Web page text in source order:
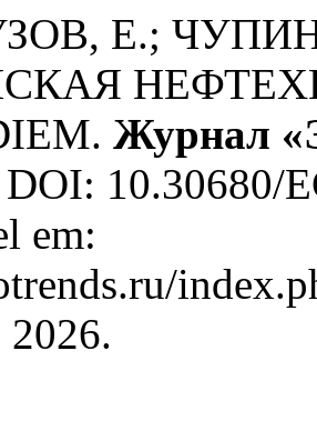
Е.;
Журнал
10.30680/
em:
2026.